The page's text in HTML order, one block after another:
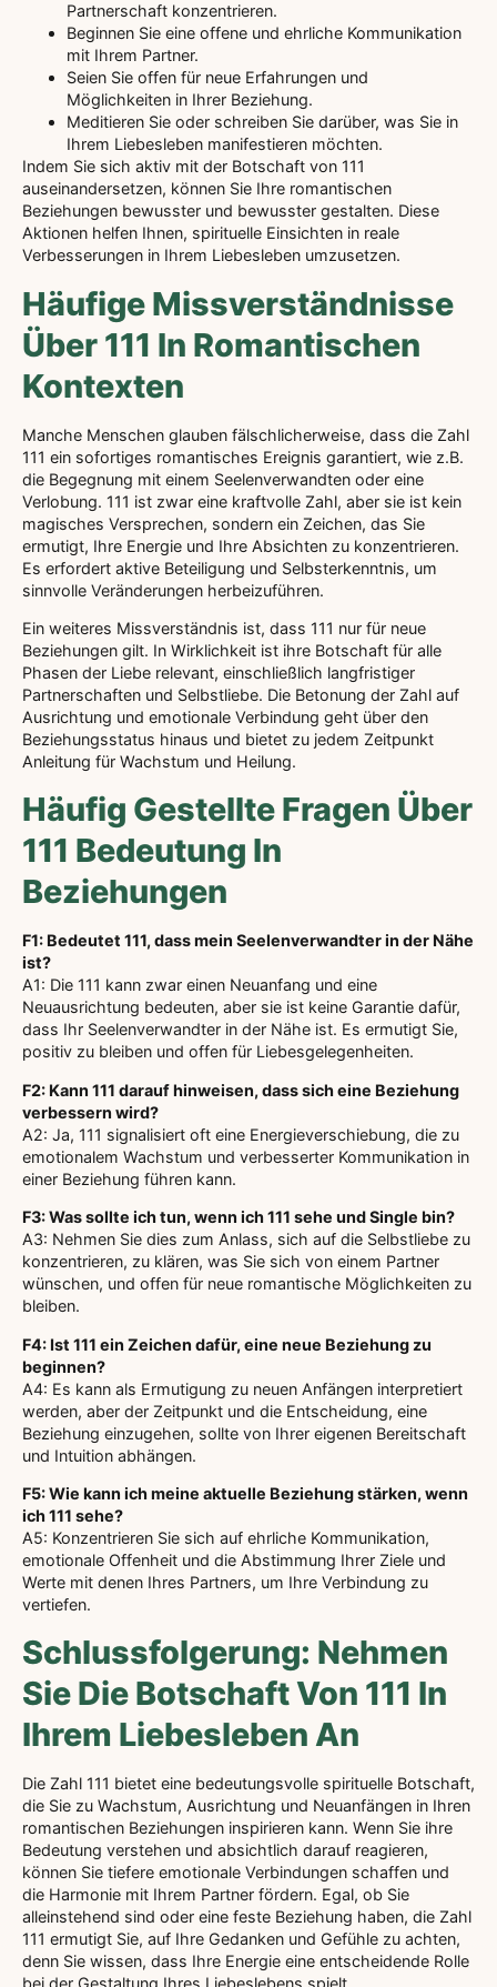
Partnerschaft konzentrieren.
Beginnen Sie eine offene und ehrliche Kommunikation
mit Ihrem Partner.
Seien Sie offen für neue Erfahrungen und
Möglichkeiten in Ihrer Beziehung.
Meditieren Sie oder schreiben Sie darüber, was Sie in
Ihrem Liebesleben manifestieren möchten.
Indem Sie sich aktiv mit der Botschaft von 111
auseinandersetzen, können Sie Ihre romantischen
Beziehungen bewusster und bewusster gestalten. Diese
Aktionen helfen Ihnen, spirituelle Einsichten in reale
Verbesserungen in Ihrem Liebesleben umzusetzen.
Häufige Missverständnisse
Über 111 In Romantischen
Kontexten
Manche Menschen glauben fälschlicherweise, dass die Zahl
111 ein sofortiges romantisches Ereignis garantiert, wie z.B.
die Begegnung mit einem Seelenverwandten oder eine
Verlobung. 111 ist zwar eine kraftvolle Zahl, aber sie ist kein
magisches Versprechen, sondern ein Zeichen, das Sie
ermutigt, Ihre Energie und Ihre Absichten zu konzentrieren.
Es erfordert aktive Beteiligung und Selbsterkenntnis, um
sinnvolle Veränderungen herbeizuführen.
Ein weiteres Missverständnis ist, dass 111 nur für neue
Beziehungen gilt. In Wirklichkeit ist ihre Botschaft für alle
Phasen der Liebe relevant, einschließlich langfristiger
Partnerschaften und Selbstliebe. Die Betonung der Zahl auf
Ausrichtung und emotionale Verbindung geht über den
Beziehungsstatus hinaus und bietet zu jedem Zeitpunkt
Anleitung für Wachstum und Heilung.
Häufig Gestellte Fragen Über
111 Bedeutung In
Beziehungen
F1: Bedeutet 111, dass mein Seelenverwandter in der Nähe
ist?
A1: Die 111 kann zwar einen Neuanfang und eine
Neuausrichtung bedeuten, aber sie ist keine Garantie dafür,
dass Ihr Seelenverwandter in der Nähe ist. Es ermutigt Sie,
positiv zu bleiben und offen für Liebesgelegenheiten.
F2: Kann 111 darauf hinweisen, dass sich eine Beziehung
verbessern wird?
A2: Ja, 111 signalisiert oft eine Energieverschiebung, die zu
emotionalem Wachstum und verbesserter Kommunikation in
einer Beziehung führen kann.
F3: Was sollte ich tun, wenn ich 111 sehe und Single bin?
A3: Nehmen Sie dies zum Anlass, sich auf die Selbstliebe zu
konzentrieren, zu klären, was Sie sich von einem Partner
wünschen, und offen für neue romantische Möglichkeiten zu
bleiben.
F4: Ist 111 ein Zeichen dafür, eine neue Beziehung zu
beginnen?
A4: Es kann als Ermutigung zu neuen Anfängen interpretiert
werden, aber der Zeitpunkt und die Entscheidung, eine
Beziehung einzugehen, sollte von Ihrer eigenen Bereitschaft
und Intuition abhängen.
F5: Wie kann ich meine aktuelle Beziehung stärken, wenn
ich 111 sehe?
A5: Konzentrieren Sie sich auf ehrliche Kommunikation,
emotionale Offenheit und die Abstimmung Ihrer Ziele und
Werte mit denen Ihres Partners, um Ihre Verbindung zu
vertiefen.
Schlussfolgerung: Nehmen
Sie Die Botschaft Von 111 In
Ihrem Liebesleben An
Die Zahl 111 bietet eine bedeutungsvolle spirituelle Botschaft,
die Sie zu Wachstum, Ausrichtung und Neuanfängen in Ihren
romantischen Beziehungen inspirieren kann. Wenn Sie ihre
Bedeutung verstehen und absichtlich darauf reagieren,
können Sie tiefere emotionale Verbindungen schaffen und
die Harmonie mit Ihrem Partner fördern. Egal, ob Sie
alleinstehend sind oder eine feste Beziehung haben, die Zahl
111 ermutigt Sie, auf Ihre Gedanken und Gefühle zu achten,
denn Sie wissen, dass Ihre Energie eine entscheidende Rolle